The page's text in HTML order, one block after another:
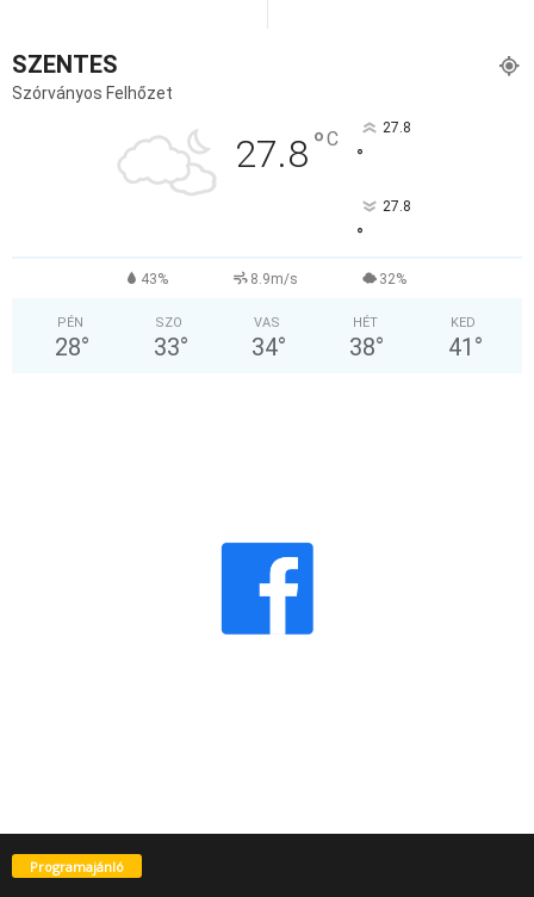
SZENTES
Szórványos Felhőzet
27.8°C 27.8
°
27.8
°
43% 8.9m/s 32%
PÉN
28°
SZO
33°
VAS
34°
HÉT
38°
KED
41 °
Programajánló